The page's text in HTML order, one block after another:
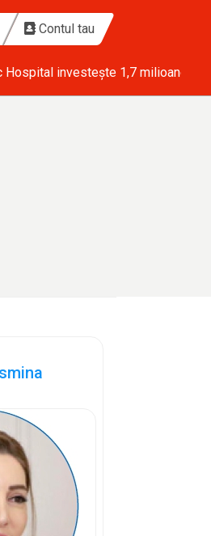
Contul tau
Hospital investește 1,7 milioane